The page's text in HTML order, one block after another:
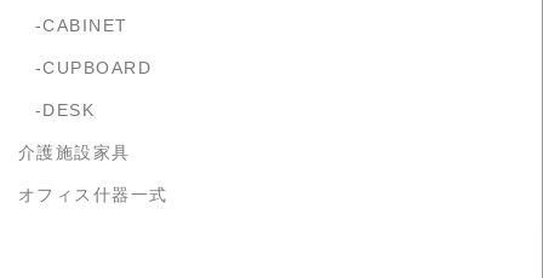
CABINET
CUPBOARD
DESK
介護施設家具
オフィス什器一式